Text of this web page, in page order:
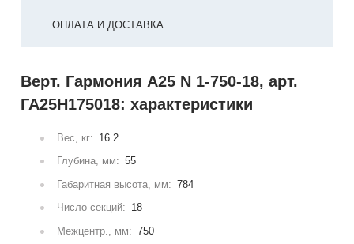
ОПЛАТА И ДОСТАВКА
Верт. Гармония А25 N 1-750-18, арт.
ГА25Н175018: характеристики
Вес, кг: 16.2
Глубина, мм: 55
Габаритная высота, мм: 784
Число секций: 18
Межцентр., мм: 750